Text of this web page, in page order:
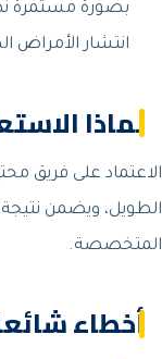
بصورة مستمرة
انتشار الأمراض
لماذا
الاعتماد على فريق
الطويل، ويضمن نتيجة
المتخصصة.
أخطاء